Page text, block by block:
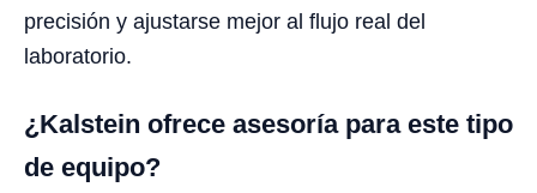
precisión y ajustarse mejor al flujo real del
laboratorio.
¿Kalstein ofrece asesoría para este tipo
de equipo?